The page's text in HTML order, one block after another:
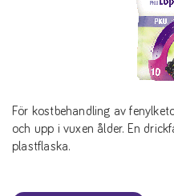
För kostbehandling av
och upp i vuxen ålder. En
plastflaska.